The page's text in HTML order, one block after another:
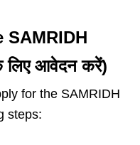
लिए आवेदन करें)
for the SAMRIDH
steps: